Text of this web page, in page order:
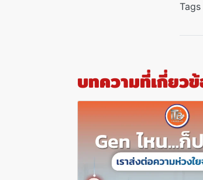
Tags
บทความที่เกี่ยว